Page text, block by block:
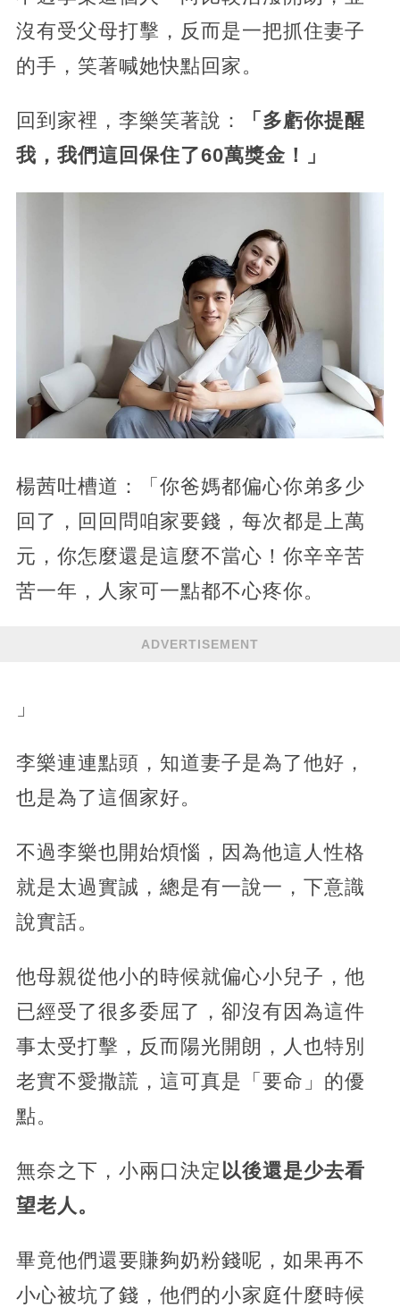
沒有受父母打擊，反而是一把抓住妻子
的手，笑著喊她快點回家。
回到家裡，李樂笑著說：
「多虧你提醒
我，我們這回保住了60萬獎金！」
楊茜吐槽道：「你爸媽都偏心你弟多少
回了，回回問咱家要錢，每次都是上萬
元，你怎麼還是這麼不當心！你辛辛苦
苦一年，人家可一點都不心疼你。
ADVERTISEMENT
」
李樂連連點頭，知道妻子是為了他好，
也是為了這個家好。
不過李樂也開始煩惱，因為他這人性格
就是太過實誠，總是有一說一，下意識
說實話。
他母親從他小的時候就偏心小兒子，他
已經受了很多委屈了，卻沒有因為這件
事太受打擊，反而陽光開朗，人也特別
老實不愛撒謊，這可真是「要命」的優
點。
無奈之下，小兩口決定 以後還是少去看
望老人。
畢竟他們還要賺夠奶粉錢呢，如果再不
小心被坑了錢，他們的小家庭什麼時候